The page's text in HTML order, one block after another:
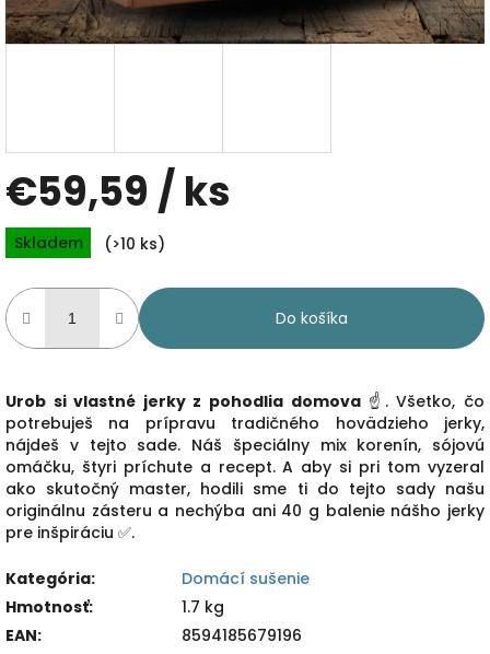
€59,59 / ks
Jednotková
cena:
Skladem (>10 ks)
Do košíka
Urob si vlastné jerky z pohodlia domova☝️. Všetko, čo
potrebuješ na prípravu tradičného hovädzieho jerky,
nájdeš v tejto sade. Náš špeciálny mix korenín, sójovú
omáčku, štyri príchute a recept. A aby si pri tom vyzeral
ako skutočný master, hodili sme ti do tejto sady našu
originálnu zásteru a nechýba ani 40 g balenie nášho jerky
pre inšpiráciu ✅.
Kategória:
Domácí sušenie
Hmotnosť:
1.7 kg
EAN:
8594185679196